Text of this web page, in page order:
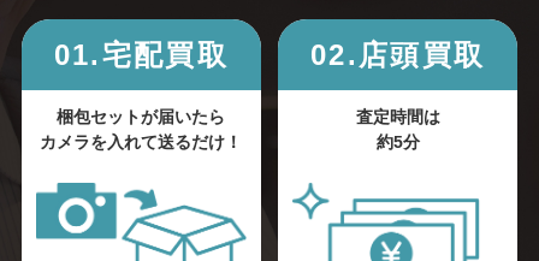
01.宅配買取
梱包セットが届いたら
カメラを入れて送るだけ！
02.店頭買取
査定時間は
約5分